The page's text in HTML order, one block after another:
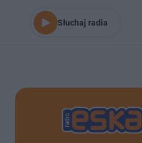
Słuchaj radia